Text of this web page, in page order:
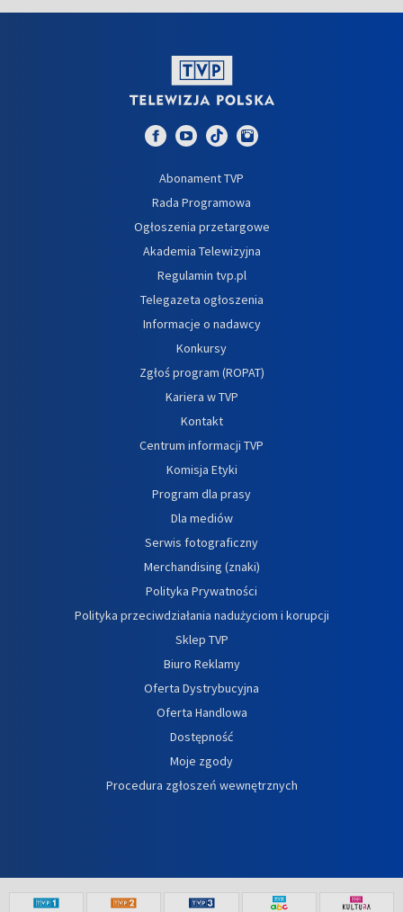
Abonament TVP
Rada Programowa
Ogłoszenia przetargowe
Akademia Telewizyjna
Regulamin tvp.pl
Telegazeta ogłoszenia
Informacje o nadawcy
Konkursy
Zgłoś program (ROPAT)
Kariera w TVP
Kontakt
Centrum informacji TVP
Komisja Etyki
Program dla prasy
Dla mediów
Serwis fotograficzny
Merchandising (znaki)
Polityka Prywatności
Polityka przeciwdziałania nadużyciom i korupcji
Sklep TVP
Biuro Reklamy
Oferta Dystrybucyjna
Oferta Handlowa
Dostępność
Moje zgody
Procedura zgłoszeń wewnętrznych